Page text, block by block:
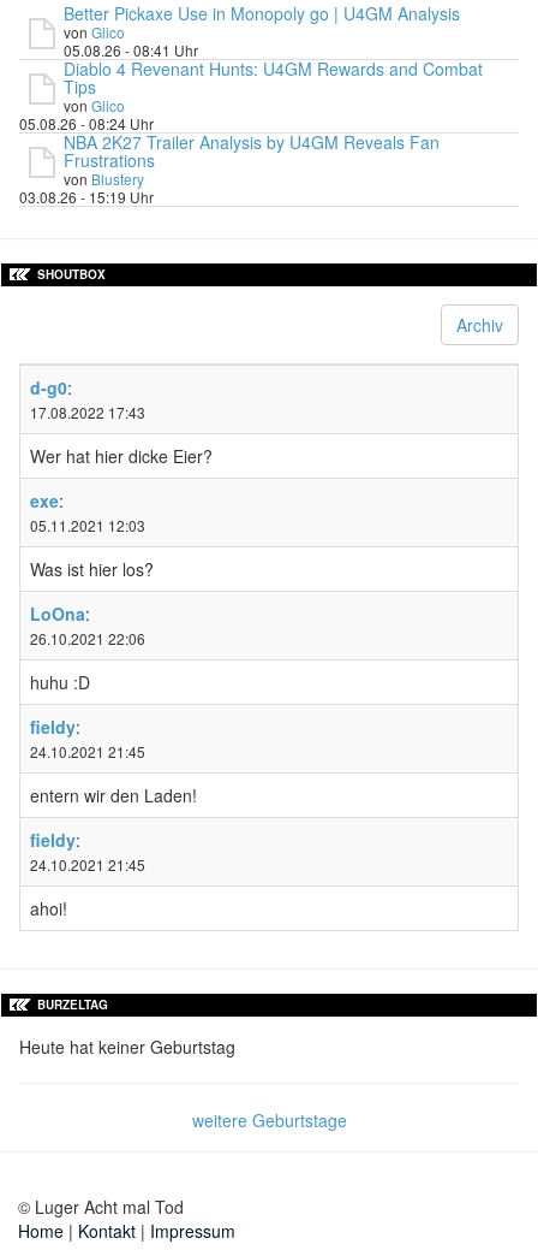
Better Pickaxe Use in Monopoly go | U4GM Analysis
von Glico
05.08.26 - 08:41 Uhr
Diablo 4 Revenant Hunts: U4GM Rewards and Combat
Tips
von Glico
05.08.26 - 08:24 Uhr
NBA 2K27 Trailer Analysis by U4GM Reveals Fan
Frustrations
von Blustery
03.08.26 - 15:19 Uhr
SHOUTBOX
Archiv
d-g0:
17.08.2022 17:43
Wer hat hier dicke Eier?
exe:
05.11.2021 12:03
Was ist hier los?
LoOna:
26.10.2021 22:06
huhu :D
fieldy:
24.10.2021 21:45
entern wir den Laden!
fieldy:
24.10.2021 21:45
ahoi!
BURZELTAG
Heute hat keiner Geburtstag
weitere Geburtstage
© Luger Acht mal Tod
Home
Kontakt Impressum